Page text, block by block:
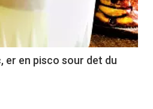
er en pisco sour det du